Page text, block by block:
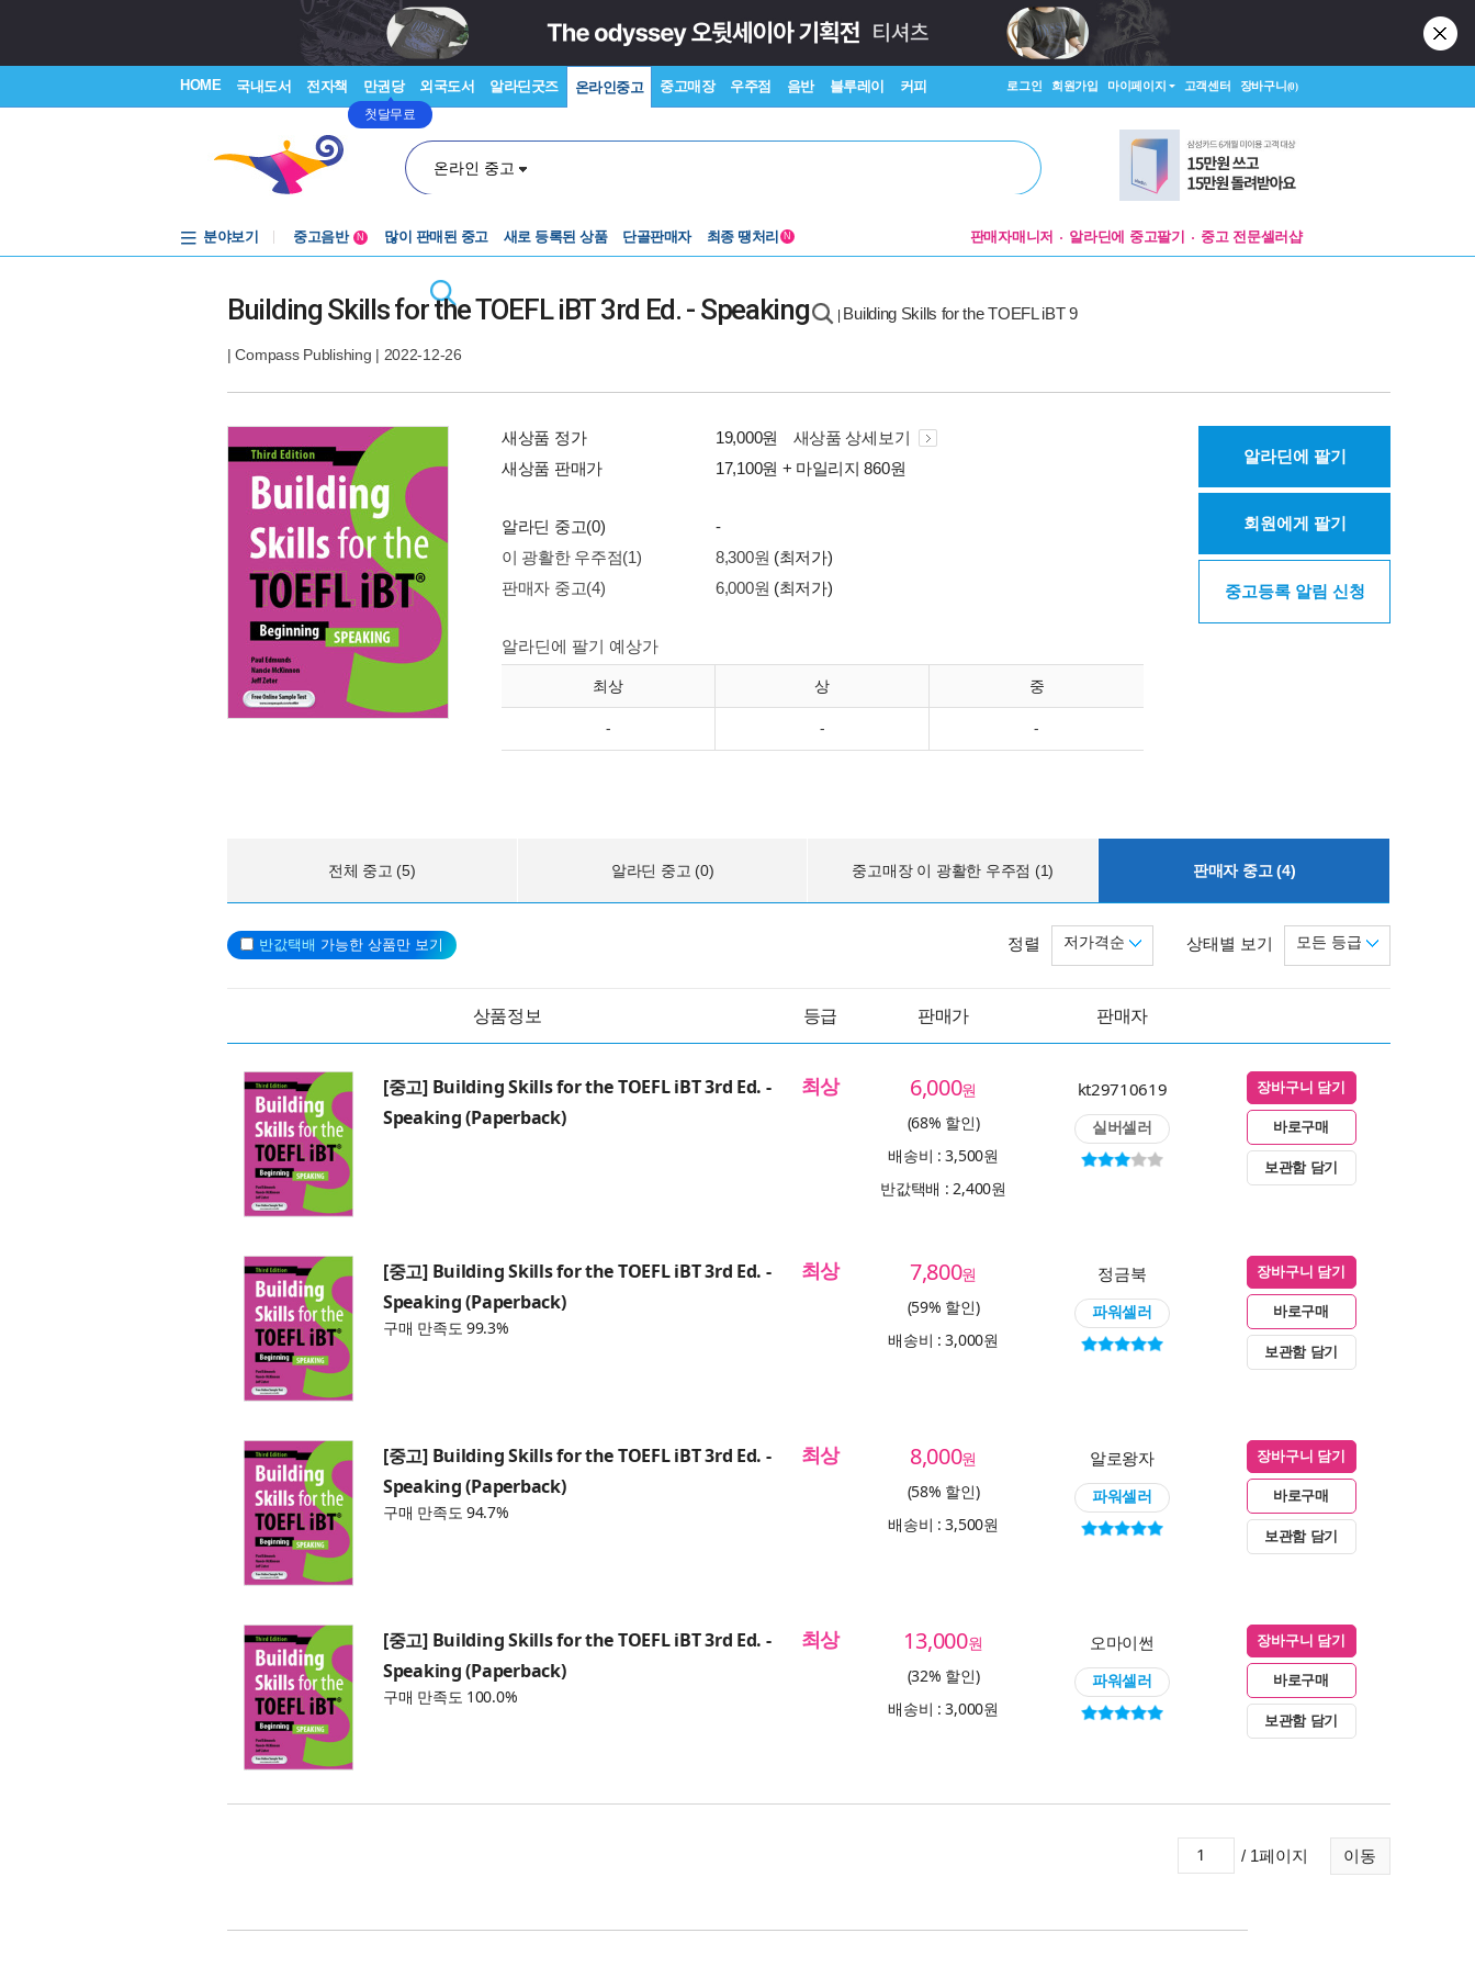
HOME 국내도서 전자책 만권당
첫달무료
외국도서 알라딘굿즈 온라인중고 중고매장 우주점 음반 블루레이 커피 로그인 회원가입 마이페이지 고객센터 장바구니(0)
온라인 중고
분야보기
중고음반
N 많이 판매된 중고 새로 등록된 상품 단골판매자 최종 땡처리 N 판매자매니저 알라딘에 중고팔기 중고 전문셀러샵
Building Skills for the TOEFL iBT 3rd Ed. - Speaking Building Skills for the TOEFL iBT 9
|Compass Publishing | 2022-12-26
새상품 정가 19,000원
새상품 상세보기
새상품 판매가
17,100원 + 마일리지 860원
알라딘 중고(0)
-
이 광활한 우주점(1)
8,300원 (최저가)
판매자 중고(4)
6,000원 (최저가)
알라딘에 팔기 예상가
최상 상 중
- - -
알라딘에 팔기
회원에게 팔기
중고등록 알림 신청
전체 중고 (5) 알라딘 중고 (0) 중고매장 이 광활한 우주점 (1) 판매자 중고 (4)
반값택배 가능한 상품만 보기 상태별 보기 모든 등급
정렬 저가격순
상품정보 등급 판매가 판매자
[중고] Building Skills for the TOEFL iBT 3rd Ed. -
Speaking (Paperback)
최상 6,000원
(68% 할인)
배송비 : 3,500원
반값택배 : 2,400원
kt29710619
실버셀러
장바구니 담기
바로구매
보관함 담기
[중고] Building Skills for the TOEFL iBT 3rd Ed. -
Speaking (Paperback)
구매 만족도 99.3%
최상 7,800원
(59% 할인)
배송비 : 3,000원
정금북
파워셀러
장바구니 담기
바로구매
보관함 담기
[중고] Building Skills for the TOEFL iBT 3rd Ed. -
Speaking (Paperback)
구매 만족도 94.7%
최상 8,000원
(58% 할인)
배송비 : 3,500원
알로왕자
파워셀러
장바구니 담기
바로구매
보관함 담기
[중고] Building Skills for the TOEFL iBT 3rd Ed. -
Speaking (Paperback)
구매 만족도 100.0%
최상 13,000원
(32% 할인)
배송비 : 3,000원
오마이썬
파워셀러
장바구니 담기
바로구매
보관함 담기
이동
/ 1페이지